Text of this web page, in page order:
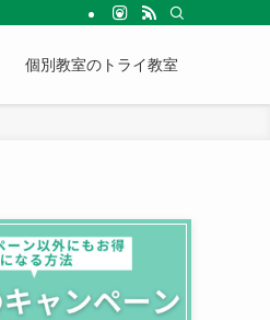
個別教室のトライ教室